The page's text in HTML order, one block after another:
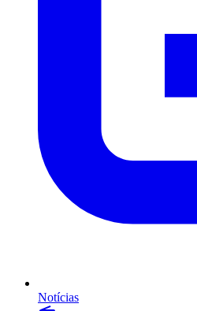
Notícias